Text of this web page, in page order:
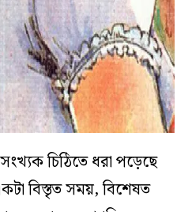
চিঠিতে ধরা পড়েছে
বিস্তৃত সময়, বিশেষত